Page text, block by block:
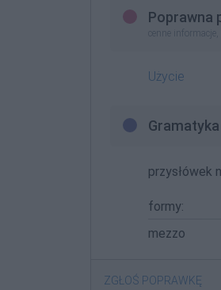
Poprawna
cenne
Użycie
Gramatyka
przysłówek
formy:
mezzo
ZGŁOŚ POPRAWKĘ